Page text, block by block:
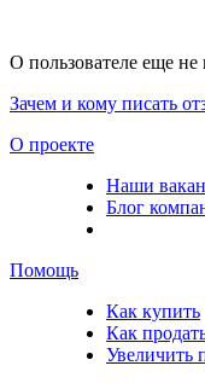
О пользователе еще
Зачем и кому писать
О проекте
Наши
Блог
Помощь
Как купить
Как
Увеличить